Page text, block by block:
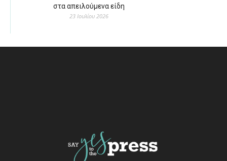
στα απειλούμενα είδη
23 Ιουλίου 2026